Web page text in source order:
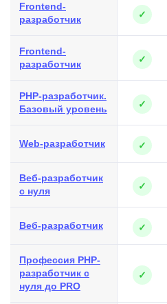
Frontend-
разработчик
✓
Frontend-
разработчик
✓
PHP-разработчик.
Базовый уровень
✓
Web-разработчик ✓
Веб-разработчик
с нуля
✓
Веб-разработчик ✓
Профессия PHP-
разработчик с
нуля до PRO
✓